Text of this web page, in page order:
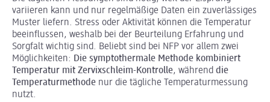
variieren kann und nur regelmäßige Daten ein zuverlässiges
Muster liefern. Stress oder Aktivität können die Temperatur
beeinflussen, weshalb bei der Beurteilung Erfahrung und
Sorgfalt wichtig sind. Beliebt sind bei NFP vor allem zwei
Möglichkeiten: Die symptothermale Methode kombiniert
Temperatur mit Zervixschleim-Kontrolle, während die
Temperaturmethode nur die tägliche Temperaturmessung
nutzt.